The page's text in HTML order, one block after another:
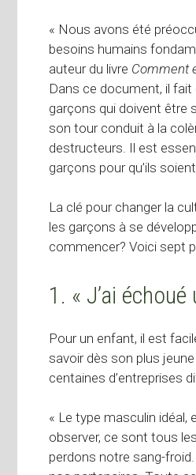
« Nous avons été
besoins humains
auteur du livre Comment
Dans ce document, il
garçons qui doivent être
son tour conduit à la
destructeurs. Il est
garçons pour qu’ils
La clé pour changer la
les garçons à se
commencer? Voici sept
1. « J’ai
Pour un enfant, il est
savoir dès son plus
centaines d’entreprises
« Le type masculin
observer, ce sont tous
perdons notre sang-